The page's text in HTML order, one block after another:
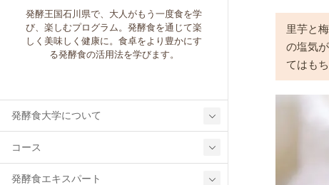
発酵王国石川県で、大人がもう一度食を学
び、楽しむプログラム。発酵食を通じて楽
しく美味しく健康に。食卓をより豊かにす
る発酵食の活用法を学びます。
発酵食大学について
コース
発酵食エキスパート
里芋と
の塩気
てはも